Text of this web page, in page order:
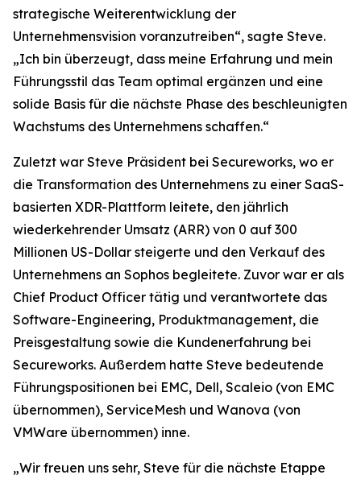
strategische Weiterentwicklung der
Unternehmensvision voranzutreiben“, sagte Steve.
„Ich bin überzeugt, dass meine Erfahrung und mein
Führungsstil das Team optimal ergänzen und eine
solide Basis für die nächste Phase des beschleunigten
Wachstums des Unternehmens schaffen.“
Zuletzt war Steve Präsident bei Secureworks, wo er
die Transformation des Unternehmens zu einer SaaS-
basierten XDR-Plattform leitete, den jährlich
wiederkehrender Umsatz (ARR) von 0 auf 300
Millionen US-Dollar steigerte und den Verkauf des
Unternehmens an Sophos begleitete. Zuvor war er als
Chief Product Officer tätig und verantwortete das
Software-Engineering, Produktmanagement, die
Preisgestaltung sowie die Kundenerfahrung bei
Secureworks. Außerdem hatte Steve bedeutende
Führungspositionen bei EMC, Dell, Scaleio (von EMC
übernommen), ServiceMesh und Wanova (von
VMWare übernommen) inne.
„Wir freuen uns sehr, Steve für die nächste Etappe